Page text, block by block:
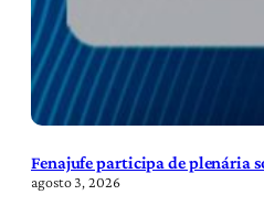
Fenajufe participa de plenária
agosto 3, 2026